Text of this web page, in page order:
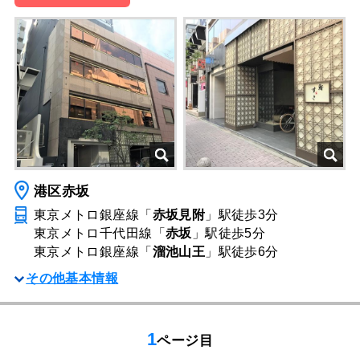
港区赤坂
東京メトロ銀座線「 赤坂見附 」駅徒歩3分
東京メトロ千代田線「 赤坂 」駅徒歩5分
東京メトロ銀座線「 溜池山王 」駅徒歩6分
その他基本情報
1ページ目